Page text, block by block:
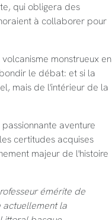
qui obligera des
à collaborer pour
monstrueux en
le débat: et si la
mais de l'intérieur de la
aventure
certitudes acquises
majeur de l'histoire
émérite de
actuellement la